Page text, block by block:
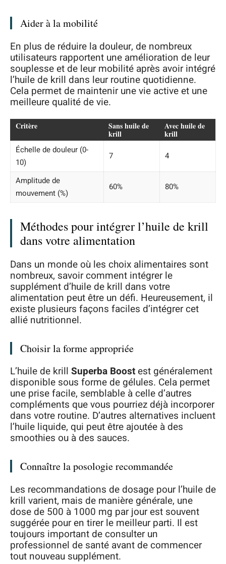
Aider à la mobilité
En plus de réduire la douleur, de nombreux
utilisateurs rapportent une amélioration de leur
souplesse et de leur mobilité après avoir intégré
l’huile de krill dans leur routine quotidienne.
Cela permet de maintenir une vie active et une
meilleure qualité de vie.
Critère Sans huile de
krill
Avec huile de
krill
Échelle de douleur (0-
10)
7 4
Amplitude de
mouvement (%)
60% 80%
Méthodes pour intégrer l’huile de krill
dans votre alimentation
Dans un monde où les choix alimentaires sont
nombreux, savoir comment intégrer le
supplément d’huile de krill dans votre
alimentation peut être un défi. Heureusement, il
existe plusieurs façons faciles d’intégrer cet
allié nutritionnel.
Choisir la forme appropriée
L’huile de krill Superba Boostest généralement
disponible sous forme de gélules. Cela permet
une prise facile, semblable à celle d’autres
compléments que vous pourriez déjà incorporer
dans votre routine. D’autres alternatives incluent
l’huile liquide, qui peut être ajoutée à des
smoothies ou à des sauces.
Connaître la posologie recommandée
Les recommandations de dosage pour l’huile de
krill varient, mais de manière générale, une
dose de 500 à 1000 mg par jour est souvent
suggérée pour en tirer le meilleur parti. Il est
toujours important de consulter un
professionnel de santé avant de commencer
tout nouveau supplément.